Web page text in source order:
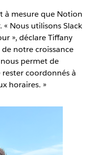
à mesure que Notion
Nous utilisons Slack
», déclare Tiffany
notre croissance
permet de
coordonnés à
horaires. »